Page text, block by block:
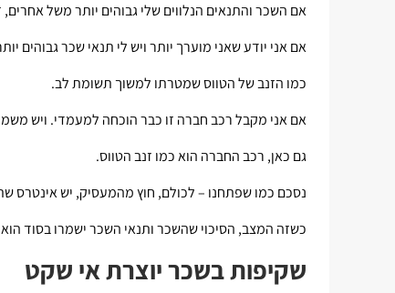
אם השכר והתנאים הנלווים שלי גבוהים יותר משל אחרים,
אם אני יודע שאני מוערך יותר ויש לי תנאי שכר גבוהים
כמו הזנב של הטווס שמטרתו למשוך תשומת לב.
אם אני מקבל רכב חברה זו כבר הוכחה למעמדי. ויש
גם כאן, רכב החברה הוא כמו זנב הטווס.
נסכם כמו שפתחנו – לכולם, חוץ מהמעסיק, יש אינטרס
כשזה המצב, הסיכוי שהשכר ותנאי השכר ישמרו בסוד
שקיפות בשכר יוצרת אי שקט